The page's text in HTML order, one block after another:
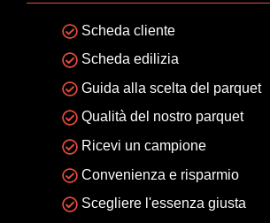
Scheda cliente
Scheda edilizia
Guida alla scelta del parquet
Qualità del nostro parquet
Ricevi un campione
Convenienza e risparmio
Scegliere l'essenza giusta